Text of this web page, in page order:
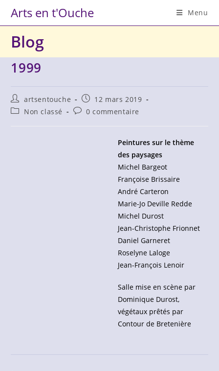
Arts en t'Ouche Menu
Blog
1999
Auteur/autrice
de
la
artsentouche
Publication
publiée :
12 mars 2019
PostNon classé
Commentaires
0 commentaire
Peintures sur le thème
des paysages
Michel Bargeot
Françoise Brissaire
André Carteron
Marie-Jo Deville Redde
Michel Durost
Jean-Christophe Frionnet
Daniel Garneret
Roselyne Laloge
Jean-François Lenoir
Salle mise en scène par
Dominique Durost,
végétaux prêtés par
Contour de Bretenière